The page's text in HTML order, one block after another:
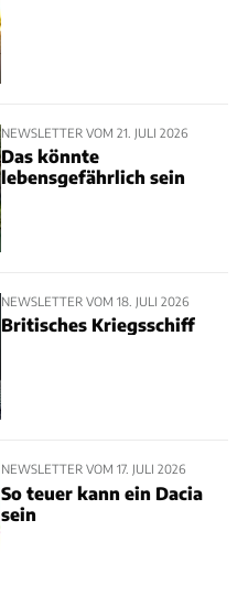
NEWSLETTER VOM 21. JULI 2026
Das könnte
lebensgefährlich sein
NEWSLETTER VOM 18. JULI 2026
Britisches Kriegsschiff
NEWSLETTER VOM 17. JULI 2026
So teuer kann ein Dacia
sein